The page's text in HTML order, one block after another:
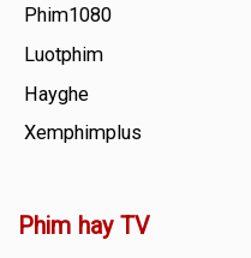
Phim1080
Luotphim
Hayghe
Xemphimplus
Phim hay TV